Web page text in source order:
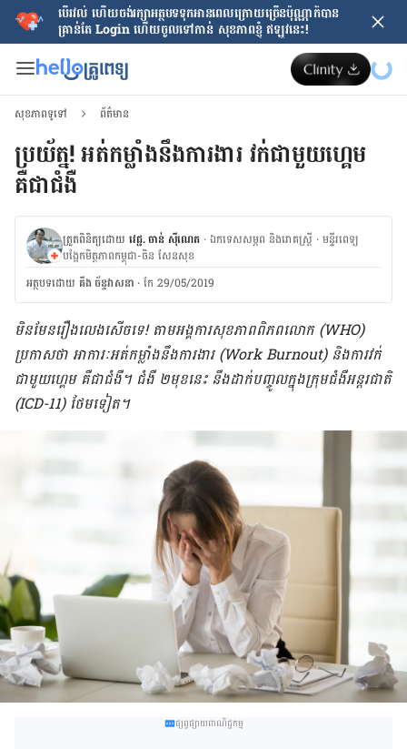
បើរវល់ ហើយចង់​រក្សាអត្ថបទទុកអានពេលក្រោយ​ច្រើនប៉ុណ្ណាក៏បាន
គ្រាន់តែ​ Login ហើយចូលទៅកាន់ សុខភាពខ្ញុំ ឥឡូវនេះ!
សុខភាពទូទៅ ព័ត៌មាន
ប្រយ័ត្ន! អត់​កម្លាំង​នឹង​ការងារ វក់​ជាមួយហ្គេម
គឺជា​ជំងឺ
ត្រួតពិនិត្យដោយ វេជ្ជ. ចាន់ ស៊ីណេត ·ឯកទេសសម្ភព និងរោគស្ត្រី ·ម​ន្ទីរពេទ្យ
បង្អែកមិត្តភាពកម្ពុជា-ចិន សែនសុខ
អត្ថបទ​ដោយ គីង ច័ន្ទវាសនា​ · កែ 29/05/2019
មិនមែន​រឿងលេងសើច​ទេ! តាមអង្គការ​សុខភាព​ពិភពលោក (WHO)
ប្រកាស​ថា អាការៈ​អត់កម្លាំង​នឹង​ការងារ (Work Burnout) និង​ការ​វក់​
ជាមួយហ្គេម គឺ​ជា​ជំងឺ។ ជំងឺ ២​មុខ​នេះ នឹង​ដាក់​បញ្ចូល​ក្នុង​ក្រុម​ជំងឺ​អន្តរជាតិ
(ICD-11) ថែម​ទៀត។
ផ្សព្វផ្សាយពាណិជ្ជកម្ម